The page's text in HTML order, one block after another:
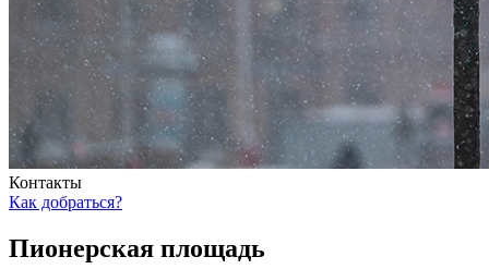
Контакты
Как добраться?
Пионерская площадь